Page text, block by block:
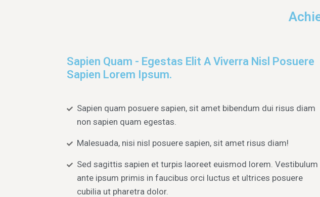
Sapien Quam - Egestas Elit A Viverra Nisl Posuere
Sapien Lorem Ipsum.
Sapien quam posuere sapien, sit amet bibendum dui risus diam
non sapien quam egestas.
Malesuada, nisi nisl posuere sapien, sit amet risus diam!
Sed sagittis sapien et turpis laoreet euismod lorem. Vestibulum
ante ipsum primis in faucibus orci luctus et ultrices posuere
cubilia ut pharetra dolor.